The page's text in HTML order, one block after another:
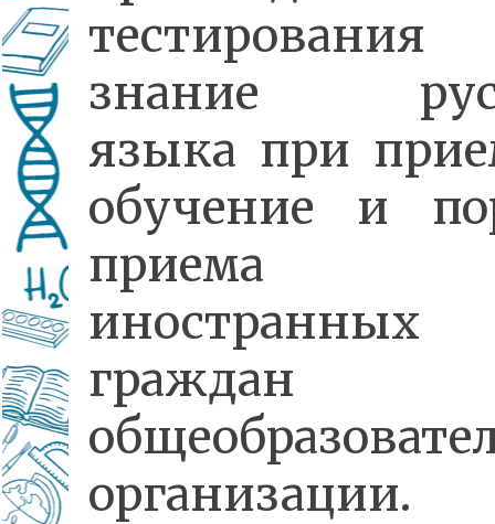
знание
языка при
обучение и
приема
иностранных
организации.